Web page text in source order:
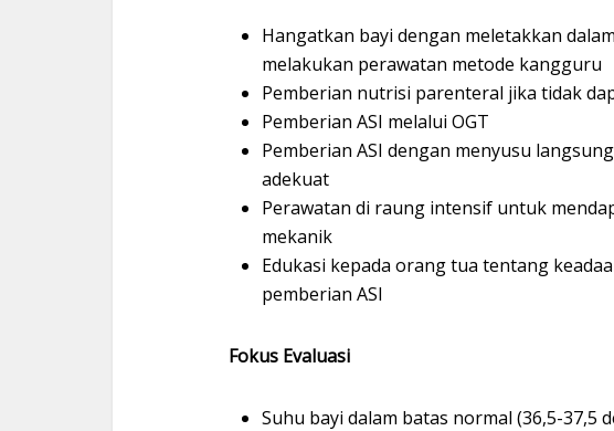
Hangatkan bayi dengan meletakkan
melakukan perawatan metode kangguru
Pemberian nutrisi parenteral jika tidak
Pemberian ASI melalui OGT
Pemberian ASI dengan menyusu
adekuat
Perawatan di raung intensif untuk
mekanik
Edukasi kepada orang tua tentang
pemberian ASI
Fokus Evaluasi
Suhu bayi dalam batas normal (36,5-37,5